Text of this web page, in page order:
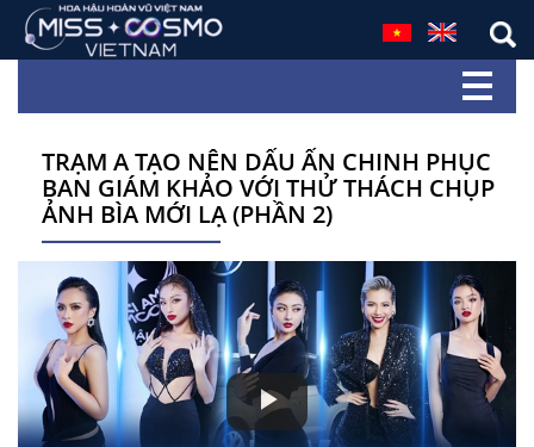
TRẠM A TẠO NÊN DẤU ẤN CHINH PHỤC
BAN GIÁM KHẢO VỚI THỬ THÁCH CHỤP
ẢNH BÌA MỚI LẠ (PHẦN 2)
Play